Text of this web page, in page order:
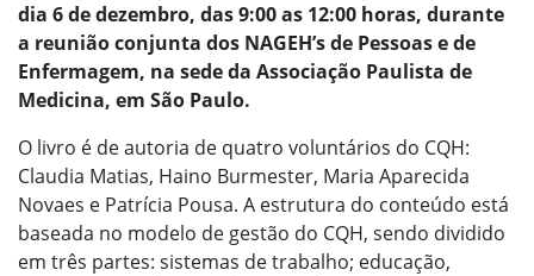
dia 6 de dezembro, das 9:00 as 12:00 horas, durante
a reunião conjunta dos NAGEH’s de Pessoas e de
Enfermagem, na sede da Associação Paulista de
Medicina, em São Paulo.
O livro é de autoria de quatro voluntários do CQH:
Claudia Matias, Haino Burmester, Maria Aparecida
Novaes e Patrícia Pousa. A estrutura do conteúdo está
baseada no modelo de gestão do CQH, sendo dividido
em três partes: sistemas de trabalho; educação,